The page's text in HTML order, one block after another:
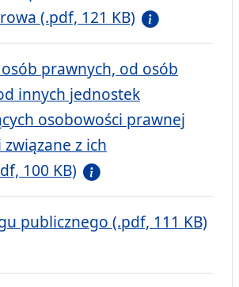
(.pdf, 121 KB)
prawnych, od osób
innych jednostek
osobowości prawnej
z ich
100 KB)
publicznego (.pdf, 111 KB)